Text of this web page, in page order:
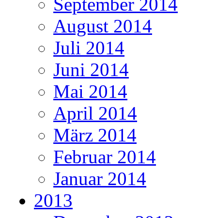
September 2014
August 2014
Juli 2014
Juni 2014
Mai 2014
April 2014
März 2014
Februar 2014
Januar 2014
2013